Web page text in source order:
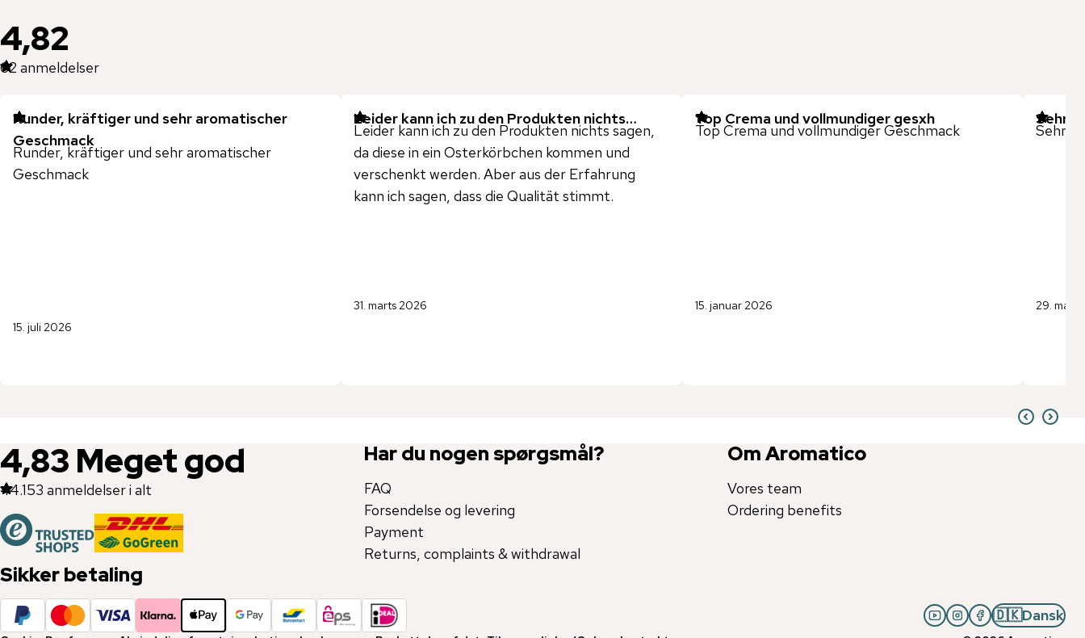
4,82
62 anmeldelser
Runder, kräftiger und sehr aromatischer
Geschmack
Runder, kräftiger und sehr aromatischer
Geschmack
15. juli 2026
Leider kann ich zu den Produkten nichts…
Leider kann ich zu den Produkten nichts sagen,
da diese in ein Osterkörbchen kommen und
verschenkt werden. Aber aus der Erfahrung
kann ich sagen, dass die Qualität stimmt.
31. marts 2026
Top Crema und vollmundiger gesxh
Top Crema und vollmundiger Geschmack
15. januar 2026
Sehr
Sehr
29.
4,83 Meget god
44.153 anmeldelser i alt
Har du nogen spørgsmål?
FAQ
Forsendelse og levering
Payment
Returns, complaints & withdrawal
Om Aromatico
Vores team
Ordering benefits
Sikker betaling
🇩🇰Dansk